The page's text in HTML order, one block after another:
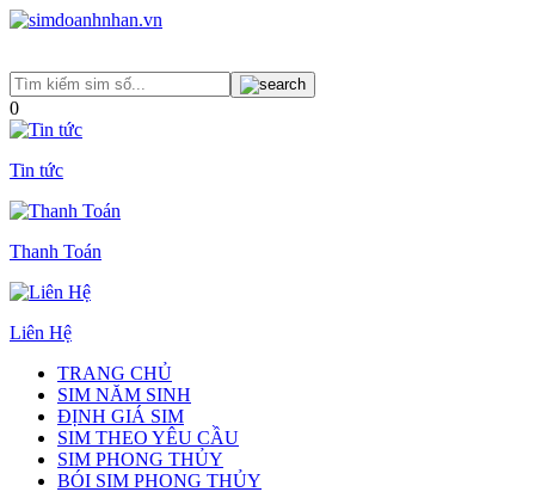
0
Tin tức
Thanh Toán
Liên Hệ
TRANG CHỦ
SIM NĂM SINH
ĐỊNH GIÁ SIM
SIM THEO YÊU CẦU
SIM PHONG THỦY
BÓI SIM PHONG THỦY